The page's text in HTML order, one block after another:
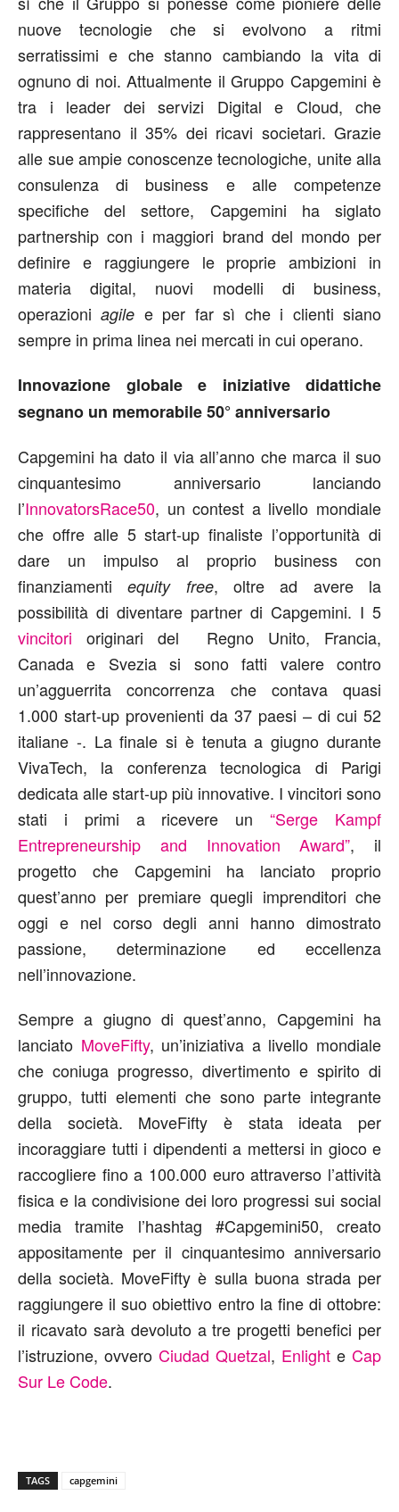
nuove tecnologie che si evolvono a ritmi
serratissimi e che stanno cambiando la vita di
ognuno di noi. Attualmente il Gruppo Capgemini è
tra i leader dei servizi Digital e Cloud, che
rappresentano il 35% dei ricavi societari. Grazie
alle sue ampie conoscenze tecnologiche, unite alla
consulenza di business e alle competenze
specifiche del settore, Capgemini ha siglato
partnership con i maggiori brand del mondo per
definire e raggiungere le proprie ambizioni in
materia digital, nuovi modelli di business,
operazioniagile e per far sì che i clienti siano
sempre in prima linea nei mercati in cui operano.
Innovazione globale e iniziative didattiche
segnano un memorabile 50° anniversario
Capgemini ha dato il via all’anno che marca il suo
cinquantesimo anniversario lanciando
l’InnovatorsRace50, un contest a livello mondiale
che offre alle 5 start-up finaliste l’opportunità di
dare un impulso al proprio business con
finanziamentiequity free, oltre ad avere la
possibilità di diventare partner di Capgemini. I 5
vincitori originari del Regno Unito, Francia,
Canada e Svezia si sono fatti valere contro
un’agguerrita concorrenza che contava quasi
1.000 start-up provenienti da 37 paesi – di cui 52
italiane -. La finale si è tenuta a giugno durante
VivaTech, la conferenza tecnologica di Parigi
dedicata alle start-up più innovative. I vincitori sono
stati i primi a ricevere un“Serge Kampf
Entrepreneurship and Innovation Award”, il
progetto che Capgemini ha lanciato proprio
quest’anno per premiare quegli imprenditori che
oggi e nel corso degli anni hanno dimostrato
passione, determinazione ed eccellenza
nell’innovazione.
Sempre a giugno di quest’anno, Capgemini ha
lanciato MoveFifty, un’iniziativa a livello mondiale
che coniuga progresso, divertimento e spirito di
gruppo, tutti elementi che sono parte integrante
della società. MoveFifty è stata ideata per
incoraggiare tutti i dipendenti a mettersi in gioco e
raccogliere fino a 100.000 euro attraverso l’attività
fisica e la condivisione dei loro progressi sui social
media tramite l’hashtag #Capgemini50, creato
appositamente per il cinquantesimo anniversario
della società. MoveFifty è sulla buona strada per
raggiungere il suo obiettivo entro la fine di ottobre:
il ricavato sarà devoluto a tre progetti benefici per
l’istruzione, ovvero Ciudad Quetzal, Enlight e Cap
Sur Le Code.
TAGS capgemini